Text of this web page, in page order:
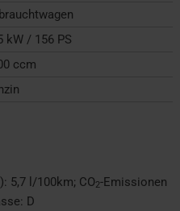
kW / 156 PS
ccm
5,7 l/100km; CO2-Emissionen
D